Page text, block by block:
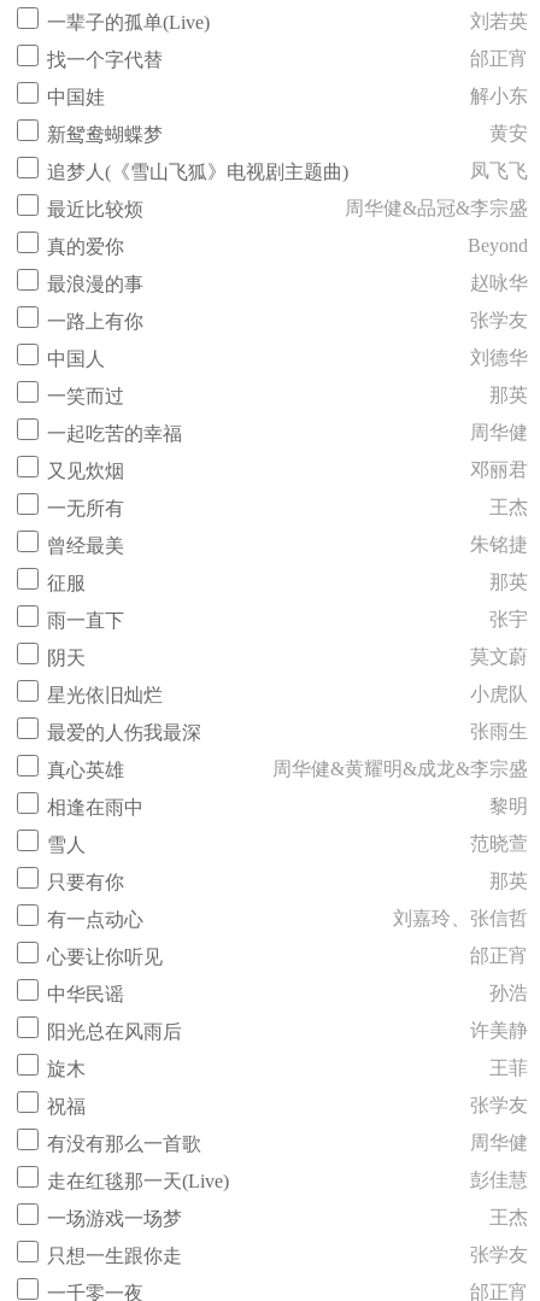
一辈子的孤单(Live)
刘若英
找一个字代替
邰正宵
中国娃
解小东
新鸳鸯蝴蝶梦
黄安
追梦人(《雪山飞狐》电视剧主题曲)
凤飞飞
最近比较烦
周华健&品冠&李宗盛
真的爱你
Beyond
最浪漫的事
赵咏华
一路上有你
张学友
中国人
刘德华
一笑而过
那英
一起吃苦的幸福
周华健
又见炊烟
邓丽君
一无所有
王杰
曾经最美
朱铭捷
征服
那英
雨一直下
张宇
阴天
莫文蔚
星光依旧灿烂
小虎队
最爱的人伤我最深
张雨生
真心英雄
周华健&黄耀明&成龙&李宗盛
相逢在雨中
黎明
雪人
范晓萱
只要有你
那英
有一点动心
刘嘉玲、张信哲
心要让你听见
邰正宵
中华民谣
孙浩
阳光总在风雨后
许美静
旋木
王菲
祝福
张学友
有没有那么一首歌
周华健
走在红毯那一天(Live)
彭佳慧
一场游戏一场梦
王杰
只想一生跟你走
张学友
一千零一夜
邰正宵